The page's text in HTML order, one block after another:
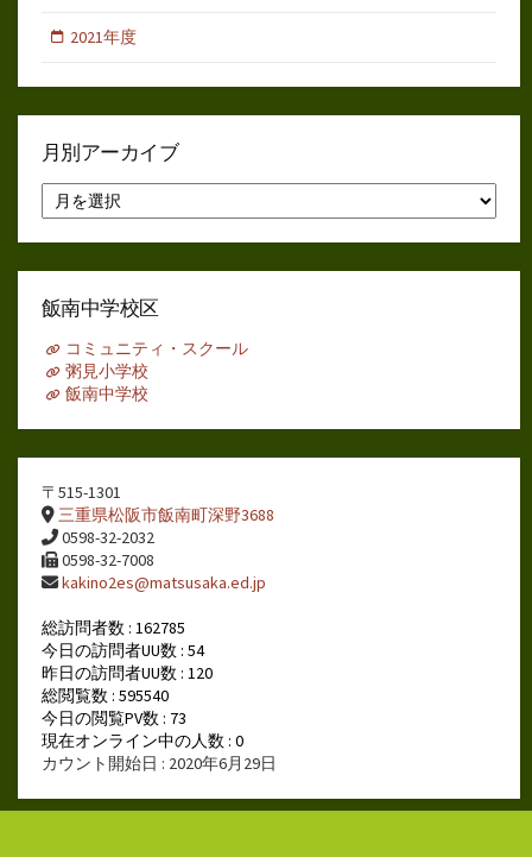
2021年度
月別アーカイブ
別
ア
イ
飯南中学校区
コミュニティ・スクール
粥見小学校
飯南中学校
〒515-1301
三重県松阪市飯南町深野3688
0598-32-2032
0598-32-7008
kakino2es@matsusaka.ed.jp
総訪問者数 : 162785
今日の訪問者UU数 : 54
昨日の訪問者UU数 : 120
総閲覧数 : 595540
今日の閲覧PV数 : 73
現在オンライン中の人数 : 0
カウント開始日 : 2020年6月29日